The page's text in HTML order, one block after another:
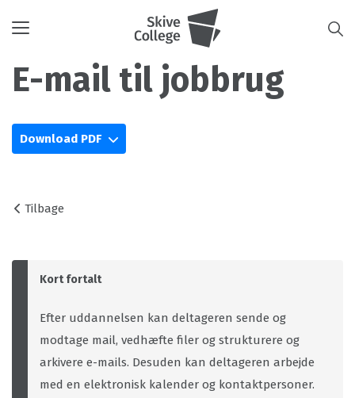
Toggle
E-mail til jobbrug
Download PDF
Tilbage
Kort fortalt
Efter uddannelsen kan deltageren sende og
modtage mail, vedhæfte filer og strukturere og
arkivere e-mails. Desuden kan deltageren arbejde
med en elektronisk kalender og kontaktpersoner.